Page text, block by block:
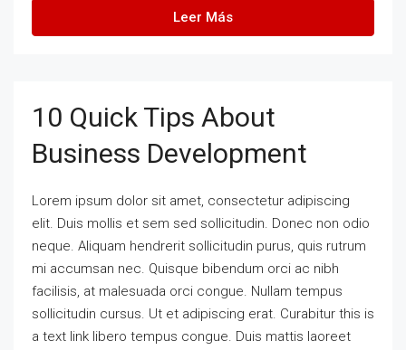
Leer Más
10 Quick Tips About
Business Development
Lorem ipsum dolor sit amet, consectetur adipiscing
elit. Duis mollis et sem sed sollicitudin. Donec non odio
neque. Aliquam hendrerit sollicitudin purus, quis rutrum
mi accumsan nec. Quisque bibendum orci ac nibh
facilisis, at malesuada orci congue. Nullam tempus
sollicitudin cursus. Ut et adipiscing erat. Curabitur this is
a text link libero tempus congue. Duis mattis laoreet